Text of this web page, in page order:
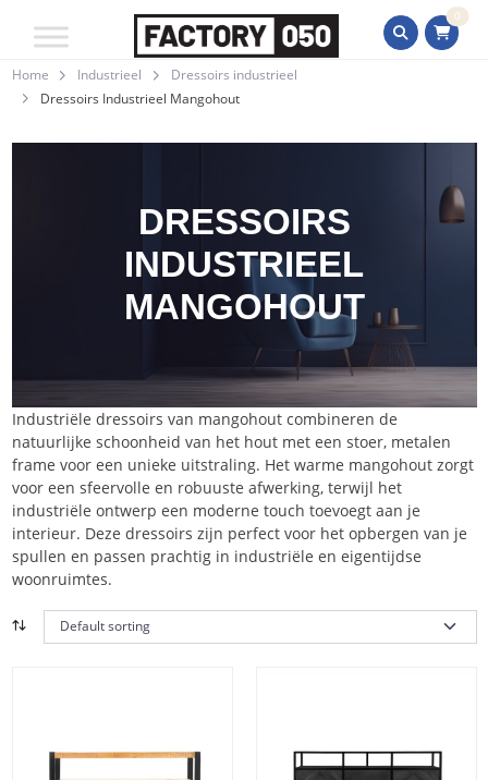
0
Home Industrieel
Dressoirs industrieel
Dressoirs Industrieel Mangohout
DRESSOIRS
INDUSTRIEEL
MANGOHOUT
Industriële dressoirs van mangohout combineren de
natuurlijke schoonheid van het hout met een stoer, metalen
frame voor een unieke uitstraling. Het warme mangohout zorgt
voor een sfeervolle en robuuste afwerking, terwijl het
industriële ontwerp een moderne touch toevoegt aan je
interieur. Deze dressoirs zijn perfect voor het opbergen van je
spullen en passen prachtig in industriële en eigentijdse
woonruimtes.